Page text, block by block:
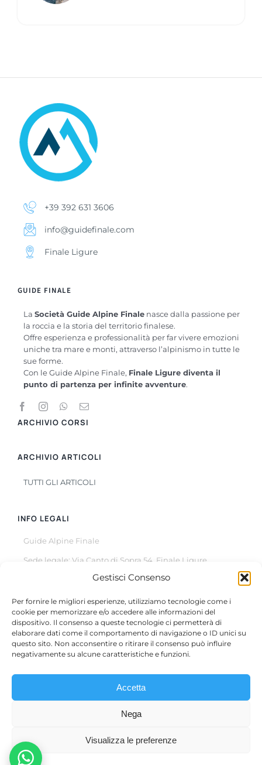
Gestisci Consenso
Per fornire le migliori esperienze, utilizziamo tecnologie come i
cookie per memorizzare e/o accedere alle informazioni del
dispositivo. Il consenso a queste tecnologie ci permetterà di
elaborare dati come il comportamento di navigazione o ID unici su
questo sito. Non acconsentire o ritirare il consenso può influire
negativamente su alcune caratteristiche e funzioni.
Accetta
Nega
Visualizza le preferenze
+39 392 631 3606
info@guidefinale.com
Finale Ligure
GUIDE FINALE
La Società Guide Alpine Finalenasce dalla passione per
la roccia e la storia del territorio finalese.
Offre esperienza e professionalità per far vivere emozioni
uniche tra mare e monti, attraverso l’alpinismo in tutte le
sue forme.
Con le Guide Alpine Finale, Finale Ligure diventa il
punto di partenza per infinite avventure.
ARCHIVIO CORSI
ARCHIVIO ARTICOLI
TUTTI GLI ARTICOLI
INFO LEGALI
Guide Alpine Finale
Sede legale: Via Canto di Sopra 54, Finale Ligure
All Rights Reserved
Questo sito è protetto da reCAPTCHA, il suo utilizzo è
Privacy Policye aitermini di utilizzodi Google.
Micol Casaleggio – P.IVA 01810840098 | Filippo Rizzo –
| Giovanni Rocca – P.IVA 02720860994 | Alice Arata – P.IVA
01912100094 | Pietro Godani – P.IVA 02269560997